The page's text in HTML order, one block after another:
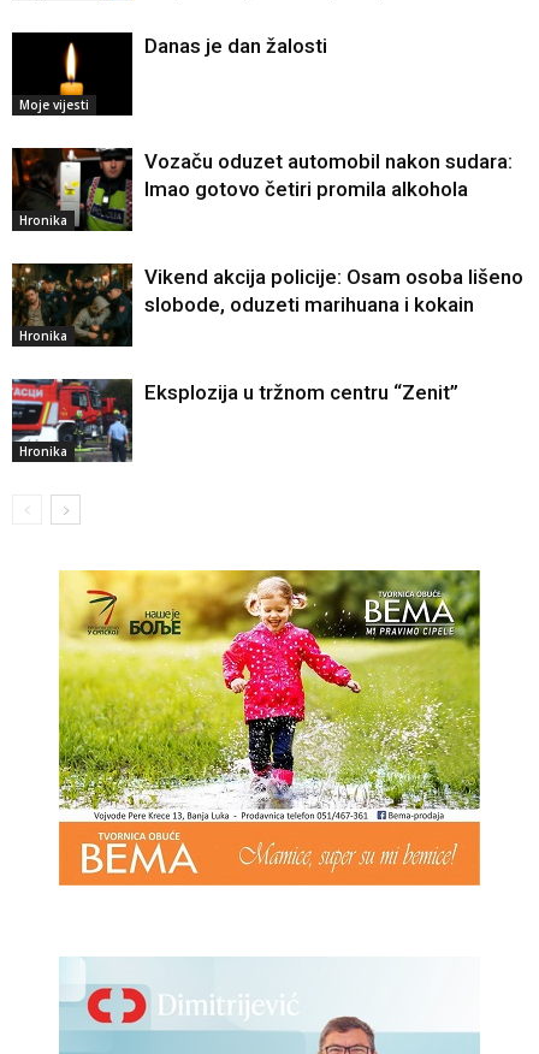
Moje vijesti
Danas je dan žalosti
Hronika
Vozaču oduzet automobil nakon sudara:
Imao gotovo četiri promila alkohola
Hronika
Vikend akcija policije: Osam osoba lišeno
slobode, oduzeti marihuana i kokain
Hronika
Eksplozija u tržnom centru “Zenit”